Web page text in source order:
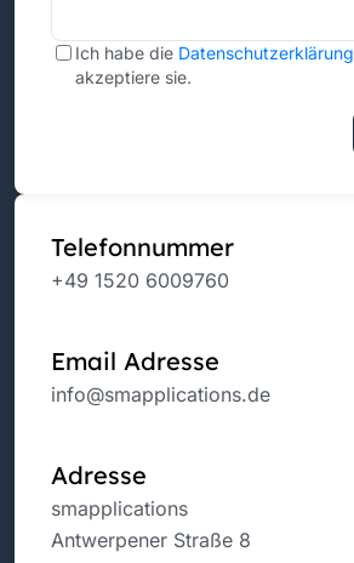
Telefonnummer
+49 1520 6009760
Email Adresse
info@smapplications.de
Adresse
smapplications
Antwerpener Straße 8
Ich habe die Datenschutzerklärung
akzeptiere sie.